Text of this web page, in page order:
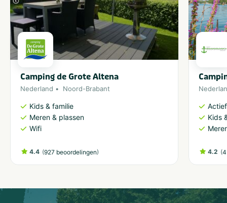
Camping de Grote Altena
Nederland Noord-Brabant
Kids & familie
Meren & plassen
Wifi
4.4 (927 beoordelingen)
Kids
4.2 (